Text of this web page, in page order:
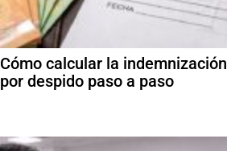
Cómo calcular la indemnización
por despido paso a paso